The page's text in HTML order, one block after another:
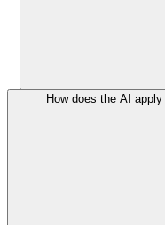
How does the AI